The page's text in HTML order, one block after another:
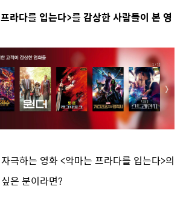
라다를 입는다>를 감상한 사람들이 본 영
극하는 영화 <악마는 프라다를 입는다>의
은 분이라면?